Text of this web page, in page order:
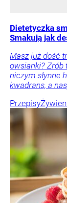
Dietetyczka
Smakują jak
Masz już dość
owsianki? Zrób
niczym słynne
kwadrans, a
Przepisy